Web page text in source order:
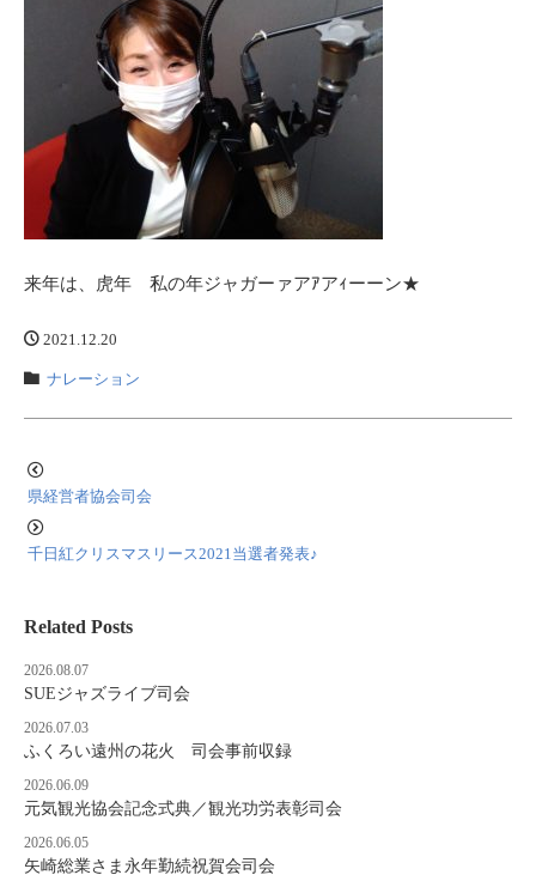
来年は、虎年 私の年ジャガーァアｱアｨーーン★
2021.12.20
ナレーション
県経営者協会司会
千日紅クリスマスリース2021当選者発表♪
Related Posts
2026.08.07
SUEジャズライブ司会
2026.07.03
ふくろい遠州の花火 司会事前収録
2026.06.09
元気観光協会記念式典／観光功労表彰司会
2026.06.05
矢崎総業さま永年勤続祝賀会司会